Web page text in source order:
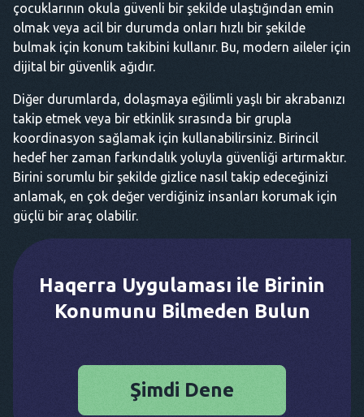
çocuklarının okula güvenli bir şekilde ulaştığından emin
olmak veya acil bir durumda onları hızlı bir şekilde
bulmak için konum takibini kullanır. Bu, modern aileler için
dijital bir güvenlik ağıdır.
Diğer durumlarda, dolaşmaya eğilimli yaşlı bir akrabanızı
takip etmek veya bir etkinlik sırasında bir grupla
koordinasyon sağlamak için kullanabilirsiniz. Birincil
hedef her zaman farkındalık yoluyla güvenliği artırmaktır.
Birini sorumlu bir şekilde gizlice nasıl takip edeceğinizi
anlamak, en çok değer verdiğiniz insanları korumak için
güçlü bir araç olabilir.
Haqerra Uygulaması ile Birinin
Konumunu Bilmeden Bulun
Şimdi Dene